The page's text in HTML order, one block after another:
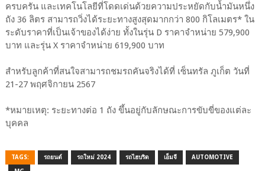
ครบครัน และเทคโนโลยีที่โดดเด่นด้วยความประหยัดกับน้ำมันหนึ่ง
ถัง 36 ลิตร สามารถวิ่งได้ระยะทางสูงสุดมากกว่า 800 กิโลเมตร* ใน
ระดับราคาที่เป็นเจ้าของได้ง่าย ทั้งในรุ่น D ราคาจำหน่าย 579,900
บาท และรุ่น X ราคาจำหน่าย 619,900 บาท
สำหรับลูกค้าที่สนใจสามารถชมรถคันจริงได้ที่ เซ็นทรัล ภูเก็ต วันที่
21-27 พฤศจิกายน 2567
*หมายเหตุ: ระยะทางต่อ 1 ถัง ขึ้นอยู่กับลักษณะการขับขี่ของแต่ละ
บุคคล
TAGS: รถยนต์ รถใหม่ 2024 รถไฮบริด เอ็มจี AUTOMOTIVE